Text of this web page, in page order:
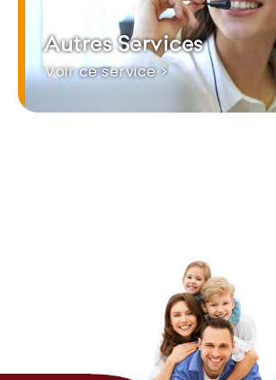
Autres Services
Voir ce service >